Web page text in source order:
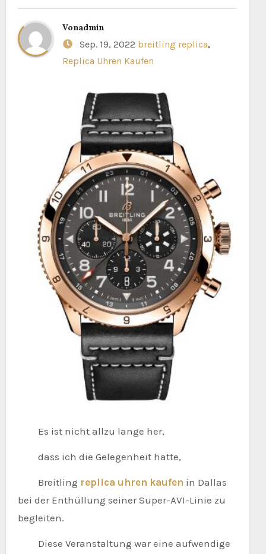
Vonadmin
Sep. 19, 2022 breitling replica,
Replica Uhren Kaufen
Es ist nicht allzu lange her,
dass ich die Gelegenheit hatte,
Breitling replica uhren kaufen in Dallas
bei der Enthüllung seiner Super-AVI-Linie zu
begleiten.
Diese Veranstaltung war eine aufwendige